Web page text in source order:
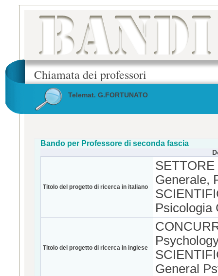
Chiamata dei professori
Telemat. G.FORTUNATO
Bando per Professore di seconda fascia
Titolo del progetto di ricerca in italiano
Generale,
Psicologia
Titolo del progetto di ricerca in inglese
General